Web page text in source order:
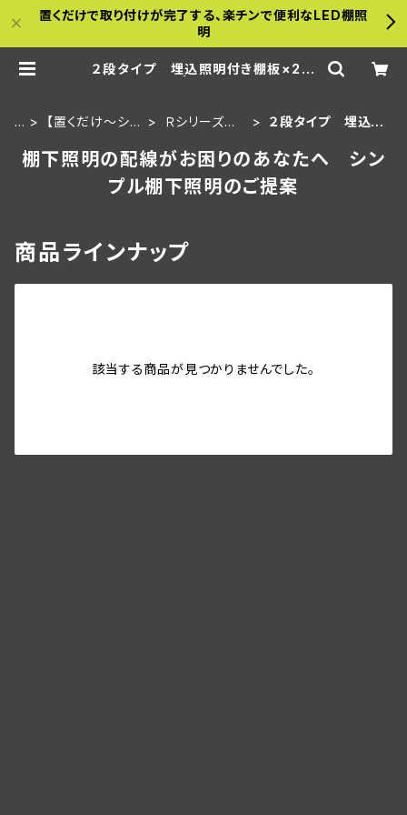
置くだけで取り付けが完了する、楽チンで便利なLED棚照
明
２段タイプ 埋込照明付き棚板×2枚
H
M
【置くだけ～シリ
用セット
Ｒシリーズ 3
タイプ
２段タイプ 埋込照
棚板
棚下照明の配線がお困りのあなたへ シン
プル棚下照明のご提案
商品ラインナップ
該当する商品が見つかりませんでした。